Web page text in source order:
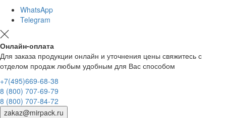
WhatsApp
Telegram
Онлайн-оплата
Для заказа продукции онлайн и уточнения цены свяжитесь с
отделом продаж любым удобным для Вас способом
+7(495)669-68-38
8 (800) 707-69-79
8 (800) 707-84-72
zakaz@mirpack.ru